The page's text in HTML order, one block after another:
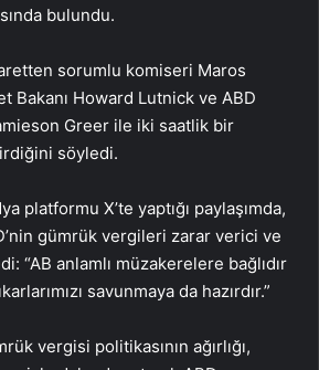
bulundu.
sorumlu komiseri Maros
Bakanı Howard Lutnick ve ABD
Greer ile iki saatlik bir
söyledi.
platformu X’te yaptığı paylaşımda,
gümrük vergileri zarar verici ve
“AB anlamlı müzakerelere bağlıdır
savunmaya da hazırdır.”
vergisi politikasının ağırlığı,